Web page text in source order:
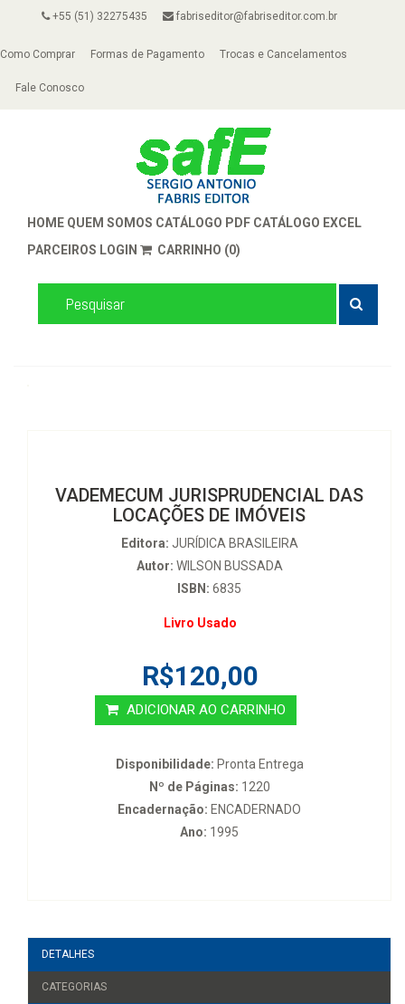
+55 (51) 32275435 fabriseditor@fabriseditor.com.br
Como Comprar Formas de Pagamento Trocas e Cancelamentos
Fale Conosco
HOME QUEM SOMOS CATÁLOGO PDF CATÁLOGO EXCEL
PARCEIROS LOGIN CARRINHO (0)
VADEMECUM JURISPRUDENCIAL DAS
LOCAÇÕES DE IMÓVEIS
Editora: JURÍDICA BRASILEIRA
Autor: WILSON BUSSADA
ISBN: 6835
Livro Usado
R$120,00
ADICIONAR AO CARRINHO
Disponibilidade: Pronta Entrega
Nº de Páginas: 1220
Encadernação: ENCADERNADO
Ano: 1995
DETALHES
CATEGORIAS